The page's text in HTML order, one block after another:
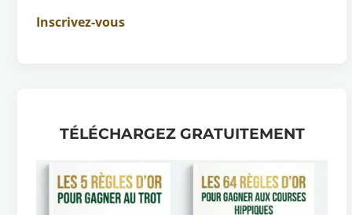
Inscrivez-vous
TÉLÉCHARGEZ GRATUITEMENT